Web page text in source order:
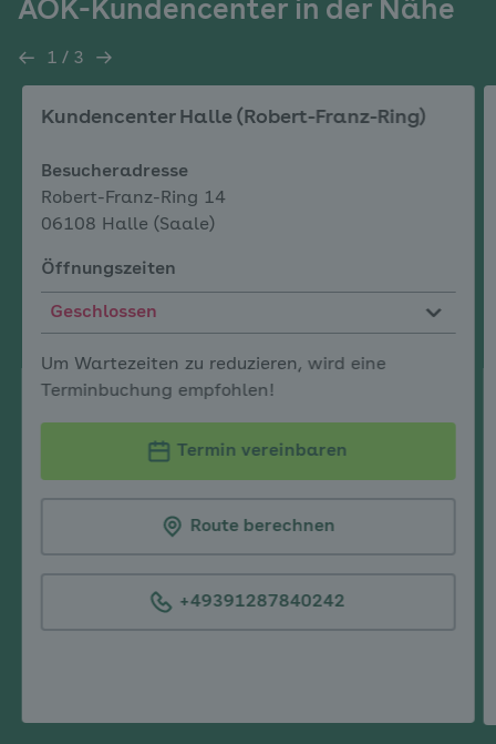
AOK-Kundencenter in der Nähe
3
Kundencenter
Nähe
1 /
von3
Kundencentern
Kundencenter Halle (Robert-Franz-Ring)
Besucheradresse
Robert-Franz-Ring 14
06108 Halle (Saale)
Termin vereinbaren
+49391287840242
Route berechnen
Öffnungszeiten
Geschlossen
Um Wartezeiten zu reduzieren, wird eine
Terminbuchung empfohlen!